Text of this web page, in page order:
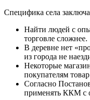
Специфика села
Найти людей с
торговле сложнее.
В деревне нет
из города не
Некоторые
покупателям
Согласно
применять ККМ с